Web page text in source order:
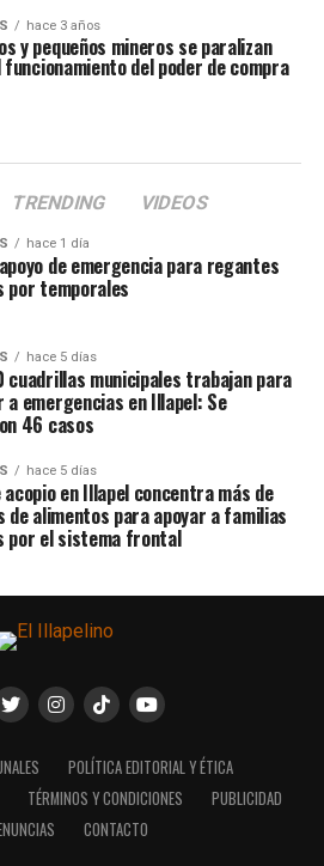
hace 3 años
y pequeños mineros se paralizan
funcionamiento del poder de compra
TRENDING VIDEOS
hace 1 día
de emergencia para regantes
por temporales
hace 5 días
cuadrillas municipales trabajan para
a emergencias en Illapel: Se
46 casos
hace 5 días
en Illapel concentra más de
alimentos para apoyar a familias
por el sistema frontal
POLÍTICA EDITORIAL Y ÉTICA
TÉRMINOS Y CONDICIONES
PUBLICIDAD
CONTACTO